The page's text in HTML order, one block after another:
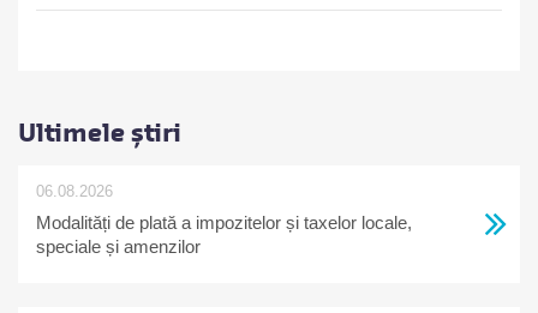
Ultimele știri
06.08.2026
Modalități de plată a impozitelor și taxelor locale,
speciale și amenzilor